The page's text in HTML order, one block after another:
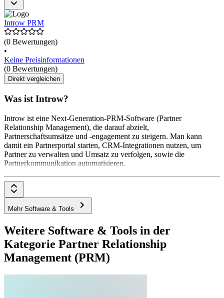
Introw PRM
(0 Bewertungen)
•
Keine Preisinformationen
(0 Bewertungen)
Direkt vergleichen
Was ist Introw?
Introw ist eine Next-Generation-PRM-Software (Partner
Relationship Management), die darauf abzielt,
Partnerschaftsumsätze und -engagement zu steigern. Man kann
damit ein Partnerportal starten, CRM-Integrationen nutzen, um
Partner zu verwalten und Umsatz zu verfolgen, sowie die
Partnerkommunikation automatisieren.
Mehr Software & Tools
Weitere Software & Tools in der
Kategorie Partner Relationship
Management (PRM)